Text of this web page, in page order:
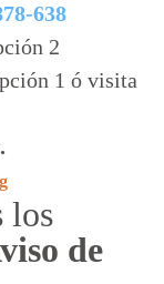
638
2
1 ó visita
los
de